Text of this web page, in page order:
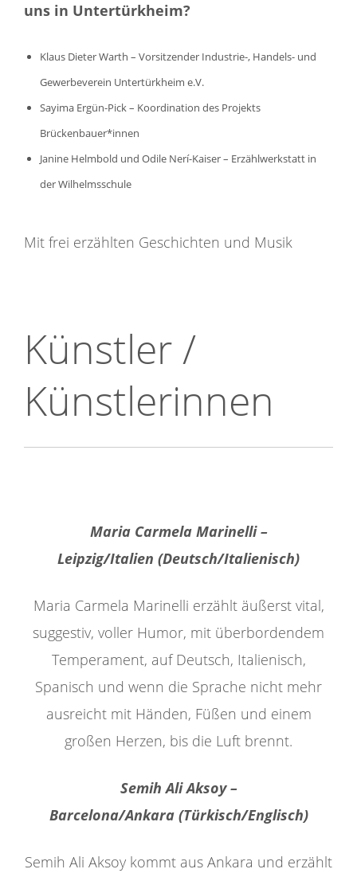
uns in Untertürkheim?
Klaus Dieter Warth – Vorsitzender Industrie-, Handels- und
Gewerbeverein Untertürkheim e.V.
Sayima Ergün-Pick – Koordination des Projekts
Brückenbauer*innen
Janine Helmbold und Odile Nerí-Kaiser – Erzählwerkstatt in
der Wilhelmsschule
Mit frei erzählten Geschichten und Musik
Künstler /
Künstlerinnen
Maria Carmela Marinelli –
Leipzig/Italien (Deutsch/Italienisch)
Maria Carmela Marinelli erzählt äußerst vital,
suggestiv, voller Humor, mit überbordendem
Temperament, auf Deutsch, Italienisch,
Spanisch und wenn die Sprache nicht mehr
ausreicht mit Händen, Füßen und einem
großen Herzen, bis die Luft brennt.
Semih Ali Aksoy –
Barcelona/Ankara (Türkisch/Englisch)
Semih Ali Aksoy kommt aus Ankara und erzählt